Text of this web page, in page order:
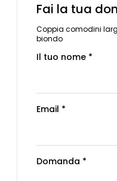
Fai la tua
Coppia comodini
biondo
Il tuo nome *
Email *
Domanda *